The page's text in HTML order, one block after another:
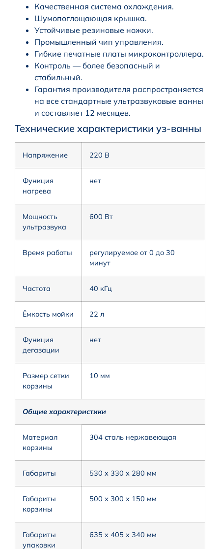
Качественная система охлаждения.
Шумопоглощающая крышка.
Устойчивые резиновые ножки.
Промышленный чип управления.
Гибкие печатные платы микроконтроллера.
Контроль — более безопасный и
стабильный.
Гарантия производителя распространяется
на все стандартные ультразвуковые ванны
и составляет 12 месяцев.
Технические характеристики уз-ванны
Напряжение 220 В
Функция
нагрева
нет
Мощность
ультразвука
600 Вт
Время работы
регулируемое от 0 до 30
минут
Частота 40 кГц
Ёмкость мойки 22 л
Функция
дегазации
нет
Размер сетки
корзины
10 мм
Общие характеристики
Материал
корзины
304 сталь нержавеющая
Габариты 530 х 330 х 280 мм
Габариты
корзины
500 х 300 х 150 мм
Габариты
упаковки
635 x 405 x 340 мм